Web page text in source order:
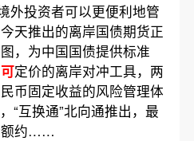
外投资者可以更便利地管
天推出的离岸国债期货正
，为中国国债提供标准
可定价的离岸对冲工具，两
币固定收益的风险管理体
“互换通”北向通推出，最
额约……